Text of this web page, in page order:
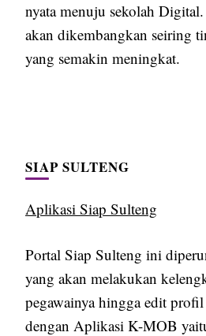
nyata menuju sekolah
akan dikembangkan seiring
yang semakin meningkat.
SIAP SULTENG
Aplikasi Siap Sulteng
Portal Siap Sulteng ini
yang akan melakukan
pegawainya hingga edit
dengan Aplikasi K-MOB